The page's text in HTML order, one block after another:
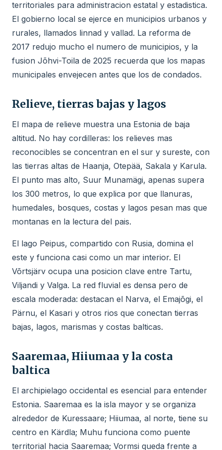
territoriales para administracion estatal y estadistica.
El gobierno local se ejerce en municipios urbanos y
rurales, llamados linnad y vallad. La reforma de
2017 redujo mucho el numero de municipios, y la
fusion Jõhvi-Toila de 2025 recuerda que los mapas
municipales envejecen antes que los de condados.
Relieve, tierras bajas y lagos
El mapa de relieve muestra una Estonia de baja
altitud. No hay cordilleras: los relieves mas
reconocibles se concentran en el sur y sureste, con
las tierras altas de Haanja, Otepää, Sakala y Karula.
El punto mas alto, Suur Munamägi, apenas supera
los 300 metros, lo que explica por que llanuras,
humedales, bosques, costas y lagos pesan mas que
montanas en la lectura del pais.
El lago Peipus, compartido con Rusia, domina el
este y funciona casi como un mar interior. El
Võrtsjärv ocupa una posicion clave entre Tartu,
Viljandi y Valga. La red fluvial es densa pero de
escala moderada: destacan el Narva, el Emajõgi, el
Pärnu, el Kasari y otros rios que conectan tierras
bajas, lagos, marismas y costas balticas.
Saaremaa, Hiiumaa y la costa
baltica
El archipielago occidental es esencial para entender
Estonia. Saaremaa es la isla mayor y se organiza
alrededor de Kuressaare; Hiiumaa, al norte, tiene su
centro en Kärdla; Muhu funciona como puente
territorial hacia Saaremaa; Vormsi queda frente a